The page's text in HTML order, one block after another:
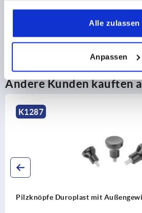
gesammelt haben.
Alle zulassen
Anpassen
DOWNLOADS
Andere Kunden kauften
Pilzknöpfe Duroplast mit